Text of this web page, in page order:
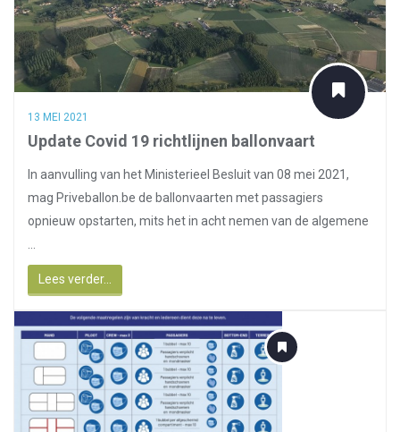
13 MEI 2021
Update Covid 19 richtlijnen ballonvaart
In aanvulling van het Ministerieel Besluit van 08 mei 2021,
mag Priveballon.be de ballonvaarten met passagiers
opnieuw opstarten, mits het in acht nemen van de algemene
Lees verder...